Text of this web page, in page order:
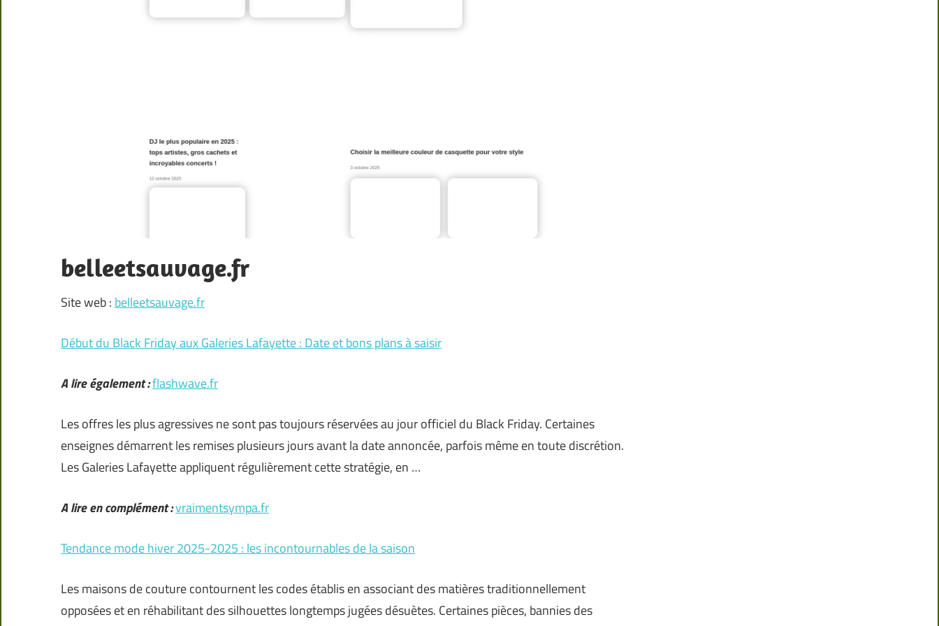
belleetsauvage.fr
Site web : belleetsauvage.fr
Début du Black Friday aux Galeries Lafayette : Date et bons plans à saisir
A lire également :flashwave.fr
Les offres les plus agressives ne sont pas toujours réservées au jour officiel du Black Friday. Certaines
enseignes démarrent les remises plusieurs jours avant la date annoncée, parfois même en toute discrétion.
Les Galeries Lafayette appliquent régulièrement cette stratégie, en …
A lire en complément :vraimentsympa.fr
Tendance mode hiver 2025-2025 : les incontournables de la saison
Les maisons de couture contournent les codes établis en associant des matières traditionnellement
opposées et en réhabilitant des silhouettes longtemps jugées désuètes. Certaines pièces, bannies des